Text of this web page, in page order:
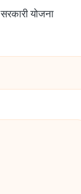
सरकारी योजना